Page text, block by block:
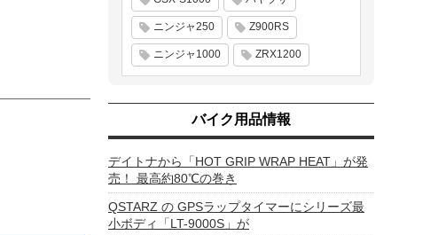
ニンジャ250 Z900RS
ニンジャ1000 ZRX1200
バイク用品情報
デイトナから「HOT GRIP WRAP HEAT」が発
売！ 最高約80℃の巻き
QSTARZ の GPSラップタイマーにシリーズ最
小ボディ「LT-9000S」が